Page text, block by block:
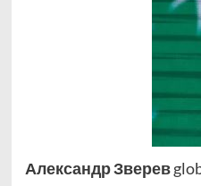
Александр Зверев